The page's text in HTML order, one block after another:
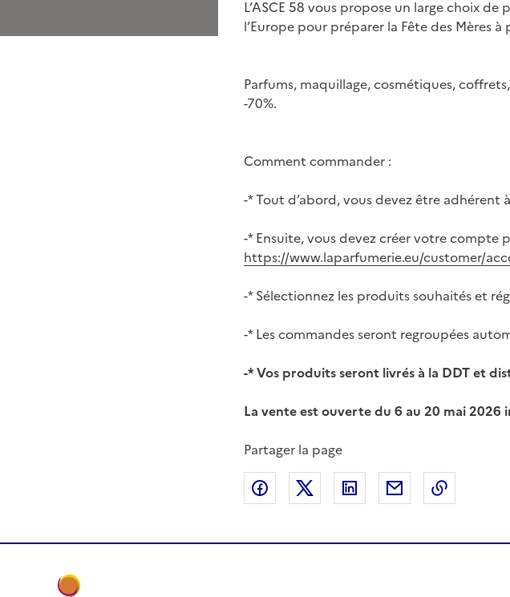
L’ASCE 58 vous propose un large choix
l’Europe pour préparer la Fête des Mères à
Parfums, maquillage, cosmétiques,
-70%.
Comment commander :
-* Tout d’abord, vous devez être adhérent à
-* Ensuite, vous devez créer votre compte
https://www.laparfumerie.eu/customer/
-* Sélectionnez les produits souhaités et
-* Les commandes seront regroupées
-* Vos produits seront livrés à la DDT et
La vente est ouverte du 6 au 20 mai 2026
Partager la page
Partager sur Facebook
Partager sur XPartager sur LinkedIn
Partager parCopier